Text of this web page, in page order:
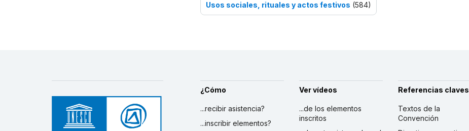
Usos sociales, rituales y actos festivos (584)
¿Cómo
...recibir asistencia?
...inscribir elementos?
Ver vídeos
...de los elementos
inscritos
Referencias claves
Textos de la
Convención